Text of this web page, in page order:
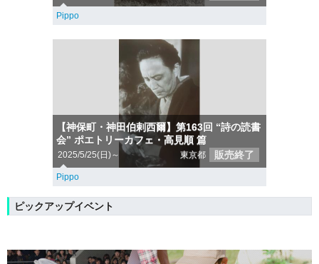
Pippo
【神保町・神田伯剌西爾】第163回 “詩の読書
会” ポエトリーカフェ・高見順 篇
2025/5/25(日)～ 東京都 販売終了
Pippo
ピックアップイベント